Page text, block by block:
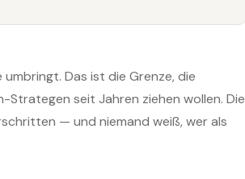
Das ist die Grenze, die
Strategen seit Jahren ziehen wollen. Die
— und niemand weiß, wer als